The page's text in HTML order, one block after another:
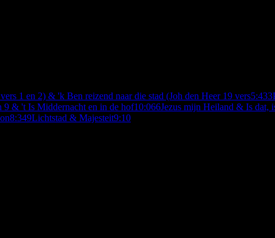
1 en 2) & 'k Ben reizend naar die stad (Joh den Heer 19 vers5:433
9 & 't Is Middernacht en in de hof10:066Jezus mijn Heiland & Is dat,
8:349Lichtstad & Majesteit9:10